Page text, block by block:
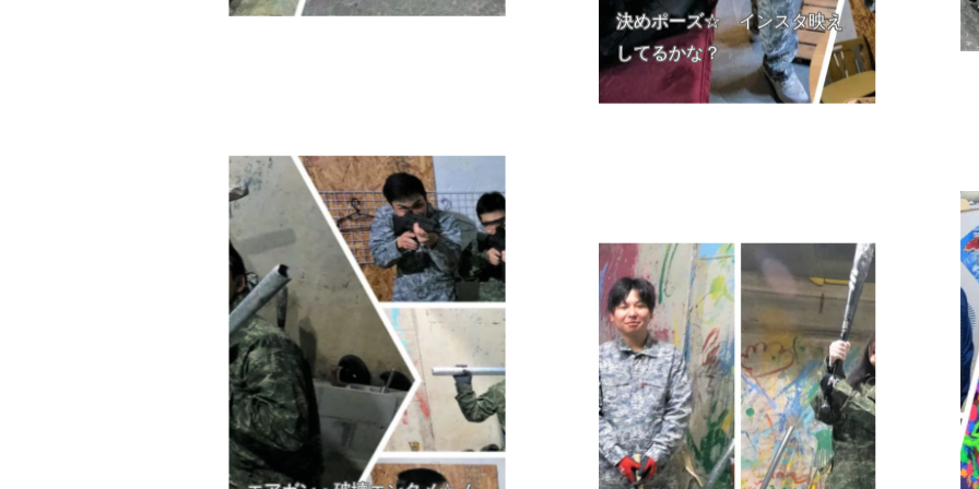
決めポーズ☆ インスタ映え
してるかな？